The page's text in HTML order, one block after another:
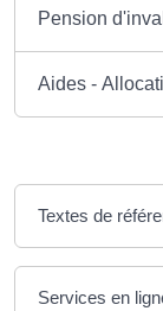
Pension
Aides -
Textes de
Services en